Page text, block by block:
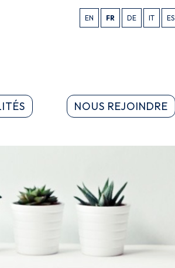
EN FR DE IT ES
NOUS REJOINDRE